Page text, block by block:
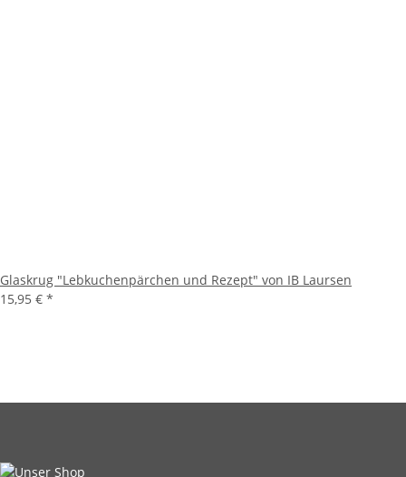
Glaskrug "Lebkuchenpärchen und Rezept" von IB Laursen
15,95 € *